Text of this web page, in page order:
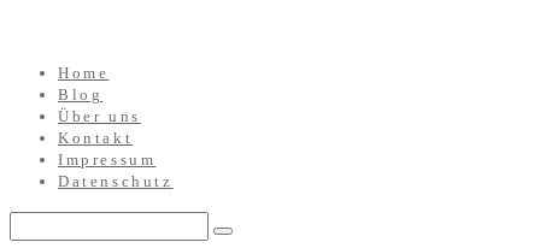
Home
Blog
Über uns
Kontakt
Impressum
Datenschutz